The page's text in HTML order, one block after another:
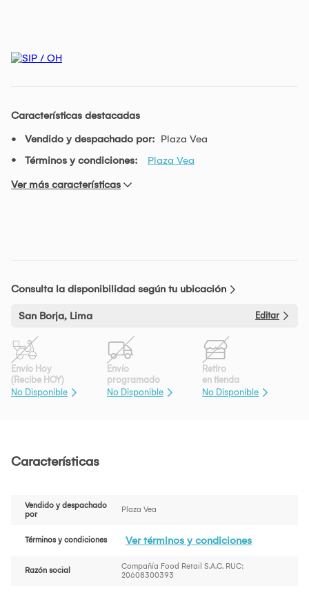
Características destacadas
Vendido y despachado por: Plaza Vea
Términos y condiciones:
Plaza Vea
Ver más características
Consulta la disponibilidad según tu ubicación
San Borja, Lima Editar
Envío Hoy
(Recibe HOY)
No Disponible
Envío
programado
No Disponible
Retiro
en tienda
No Disponible
Características
Vendido y despachado
por
Plaza Vea
Términos y condiciones Ver términos y condiciones
Razón social
Compañía Food Retail S.A.C. RUC:
20608300393